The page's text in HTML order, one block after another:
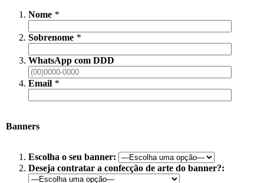
Nome *
Sobrenome *
WhatsApp com DDD
Email *
Banners
Escolha o seu banner:
Deseja contratar a confecção de arte do banner?: